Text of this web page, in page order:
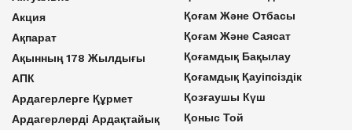
Акция
Ақпарат
Ақынның 178 Жылдығы
АПК
Ардагерлерге Құрмет
Ардагерлерді Ардақтайық
Қоғам Және Отбасы
Қоғам Және Саясат
Қоғамдық Бақылау
Қоғамдық Қауіпсіздік
Қозғаушы Күш
Қоныс Той